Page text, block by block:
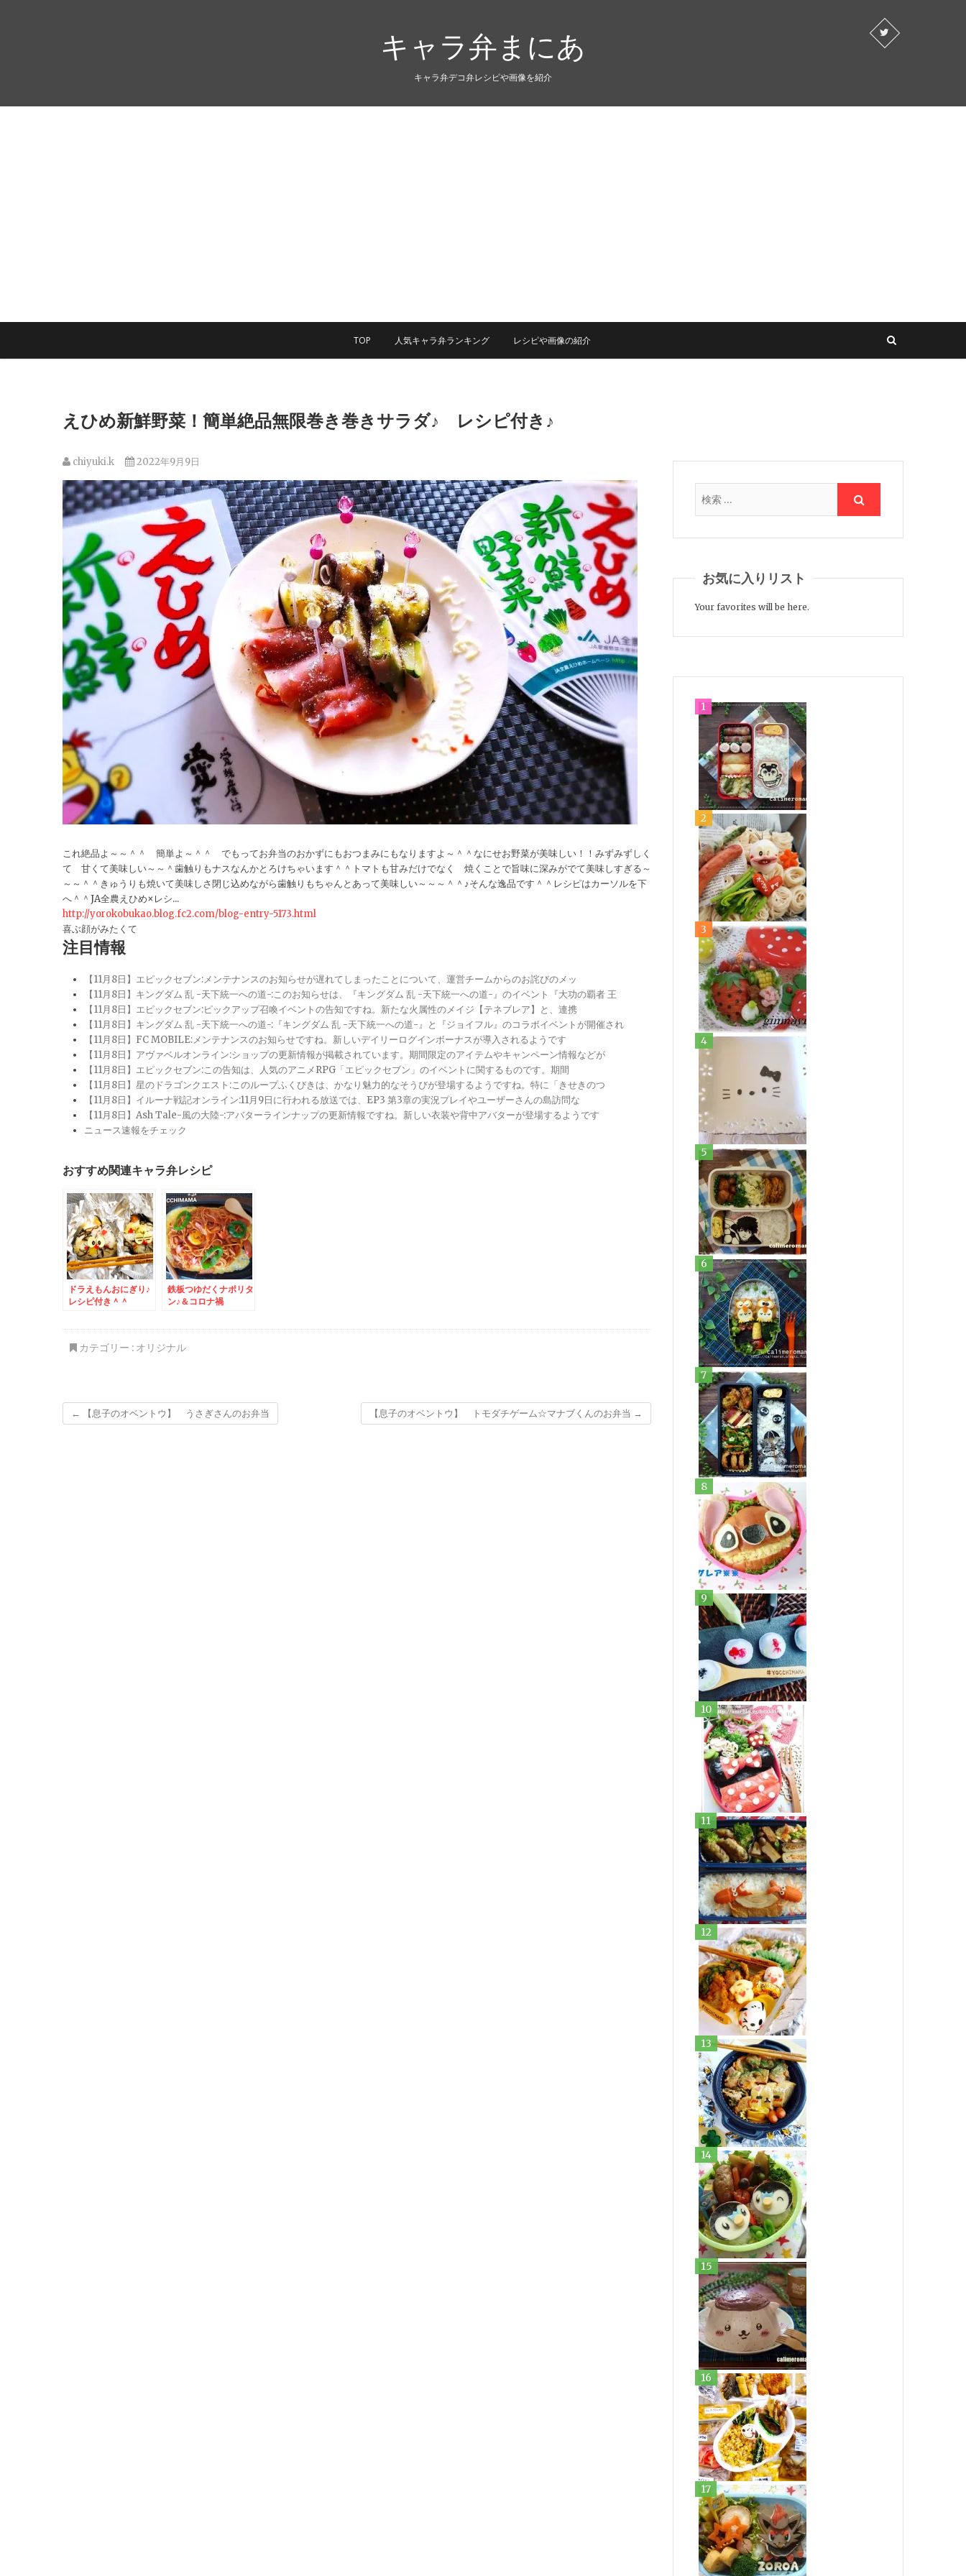
キャラ弁まにあ
キャラ弁デコ弁レシピや画像を紹介
TOP 人気キャラ弁ランキング レシピや画像の紹介
えひめ新鮮野菜！簡単絶品無限巻き巻きサラダ♪ レシピ付き♪
chiyuki.k 2022年9月9日
これ絶品よ～～＾＾ 簡単よ～＾＾ でもってお弁当のおかずにもおつまみにもなりますよ～＾＾なにせお野菜が美味しい！！みずみずしく
て 甘くて美味しい～～＾歯触りもナスなんかとろけちゃいます＾＾トマトも甘みだけでなく 焼くことで旨味に深みがでて美味しすぎる～
～～＾＾きゅうりも焼いて美味しさ閉じ込めながら歯触りもちゃんとあって美味しい～～～＾＾♪そんな逸品です＾＾レシピはカーソルを下
へ＾＾JA全農えひめ×レシ...
http://yorokobukao.blog.fc2.com/blog-entry-5173.html
喜ぶ顔がみたくて
注目情報
【11月8日】エピックセブン:メンテナンスのお知らせが遅れてしまったことについて、運営チームからのお詫びのメッ
【11月8日】キングダム 乱 -天下統一への道-:このお知らせは、『キングダム 乱 -天下統一への道-』のイベント『大功の覇者 王
【11月8日】エピックセブン:ピックアップ召喚イベントの告知ですね。新たな火属性のメイジ【テネブレア】と、連携
【11月8日】キングダム 乱 -天下統一への道-:『キングダム 乱 -天下統一への道-』と『ジョイフル』のコラボイベントが開催され
【11月8日】FC MOBILE:メンテナンスのお知らせですね。新しいデイリーログインボーナスが導入されるようです
【11月8日】アヴァベルオンライン:ショップの更新情報が掲載されています。期間限定のアイテムやキャンペーン情報などが
【11月8日】エピックセブン:この告知は、人気のアニメRPG「エピックセブン」のイベントに関するものです。期間
【11月8日】星のドラゴンクエスト:このループふくびきは、かなり魅力的なそうびが登場するようですね。特に「きせきのつ
【11月8日】イルーナ戦記オンライン:11月9日に行われる放送では、EP3 第3章の実況プレイやユーザーさんの島訪問な
【11月8日】Ash Tale-風の大陸-:アバターラインナップの更新情報ですね。新しい衣装や背中アバターが登場するようです
ニュース速報をチェック
おすすめ関連キャラ弁レシピ
ドラえもんおにぎり♪
レシピ付き＾＾
鉄板つゆだくナポリタ
ン♪＆コロナ禍
カテゴリー : オリジナル
← 【息子のオベントウ】 うさぎさんのお弁当 【息子のオベントウ】 トモダチゲーム☆マナブくんのお弁当 →
お気に入りリスト
Your favorites will be here.